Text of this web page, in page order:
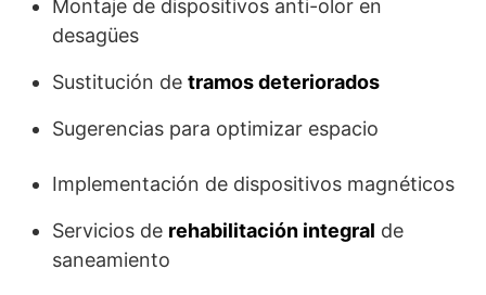
Montaje de dispositivos anti-olor en
desagües
Sustitución de tramos deteriorados
Sugerencias para optimizar espacio
Implementación de dispositivos magnéticos
Servicios de rehabilitación integral de
saneamiento